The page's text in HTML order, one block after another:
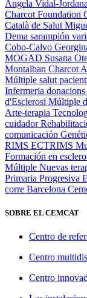
Àngela Vidal-Jordana
Charcot Foundation
Català de Salut
Dema sarampión
Cobo-Calvo
MOGAD Susana
Montalban Charcot
Múltiple salut
Infermeria donacions
d'Esclerosi Múltiple
Arte-terapia
cuidador
comunicación
RIMS ECTRIMS
Formación en
Múltiple Nuevas
Primaria Progresiva
corre Barcelona
SOBRE EL CEMCAT
Centro de
Centro
Centro